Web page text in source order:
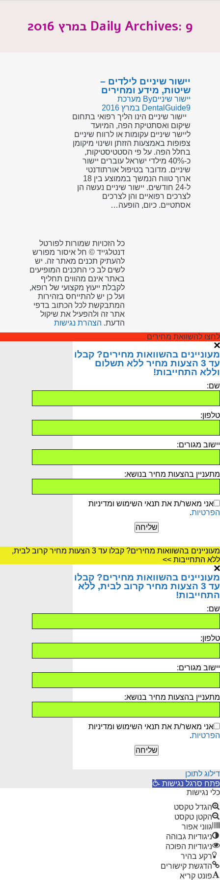
Daily Archives: 9 במרץ 2016
יישור שיניים לילדים –
שיטות, מידע ומחירים
יישור שינייםBy מערכת
DentalGuide9 במרץ 2016
יישור שיניים הינו הליך רפואי בתחום
שיקום ואסתטיקת הפה, המיועד
ליישר שיניים עקומות או לרווח שיניים
צפופות באמצעות הזזתן ושינוי מיקומן
בחלל הפה. על פי הסטטיסטיקות,
כ-40% מילדי ישראל עוברים יישור
שיניים. מדובר בטיפול אורתודנטי
ארוך טווח הנמשך בממוצע בין 18
ל-24 חודשים. יישור שיניים נעשה הן
לצרכים רפואיים והן לצרכים
אסתטיים. כיום, הופעה…
כל הזכויות שמורות לפורטל
דנטלגייד © חל איסור מפורש
להעתיק תכנים מאתר זה. יש
לשים לב כי התכנים המופיעים
באתר אינם מהווים תחליף
לקבלת ייעוץ מקצועי של רופא,
ועל כן יש להתייחס בזהירות
המתבקשת לכל הכתוב בדפי
אתר זה ולהפעיל את שיקול
הדעת. הצהרת נגישות
לחצו להשוואת מחירים
מעוניינים בהשוואות מחירים? קבלו
עד 3 הצעות מחיר ללא תשלום
וללא התחייבות!
שם:
טלפון:
יישוב מגורים:
מתעניין בהצעות מחיר בנושא:
אני מאשר/ת את תנאי השימוש ומדיניות
הפרטיות.
מעוניינים בהשוואות מחירים? קבלו עד 3 הצעות מחיר קרוב לבית,
ללא התחייבות >>
מעוניינים בהשוואות מחירים? קבלו
עד 3 הצעות מחיר קרוב לבית, ללא
התחייבות!
שם:
טלפון:
יישוב מגורים:
מתעניין בהצעות מחיר בנושא:
אני מאשר/ת את תנאי השימוש ומדיניות
הפרטיות.
דילוג לתוכן
פתח סרגל נגישות
כלי נגישות
הגדל טקסט
הקטן טקסט
גווני אפור
ניגודיות גבוהה
ניגודיות הפוכה
רקע בהיר
הדגשת קישורים
פונט קריא